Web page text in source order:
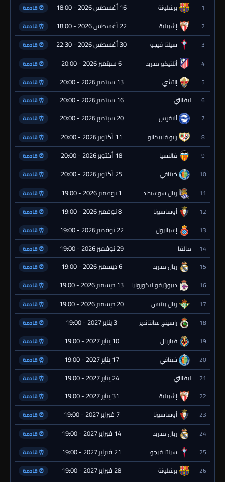
1
برشلونة 16 أغسطس 2026 - 18:00 ⏰ قادمة
2 إشبيلية 22 أغسطس 2026 - 18:00 ⏰ قادمة
3 سيلتا فيجو 30 أغسطس 2026 - 22:30 ⏰ قادمة
4 أتلتيكو مدريد 6 سبتمبر 2026 - 20:00 ⏰ قادمة
5 إلتشي 13 سبتمبر 2026 - 20:00 ⏰ قادمة
6 ليفانتي 16 سبتمبر 2026 - 20:00 ⏰ قادمة
7 ألافيس 20 سبتمبر 2026 - 20:00 ⏰ قادمة
8 رايو فاييكانو 11 أكتوبر 2026 - 20:00 ⏰ قادمة
9 فالنسيا 18 أكتوبر 2026 - 20:00 ⏰ قادمة
10 خيتافي 25 أكتوبر 2026 - 20:00 ⏰ قادمة
11 ريال سوسيداد 1 نوفمبر 2026 - 19:00 ⏰ قادمة
12 أوساسونا 8 نوفمبر 2026 - 19:00 ⏰ قادمة
13 إسبانيول 22 نوفمبر 2026 - 19:00 ⏰ قادمة
14 مالقا 29 نوفمبر 2026 - 19:00 ⏰ قادمة
15 ريال مدريد 6 ديسمبر 2026 - 19:00 ⏰ قادمة
16 ديبورتيفو لاكورونيا 13 ديسمبر 2026 - 19:00 ⏰ قادمة
17 ريال بيتيس 20 ديسمبر 2026 - 19:00 ⏰ قادمة
18 راسينج سانتاندير 3 يناير 2027 - 19:00 ⏰ قادمة
19 فياريال 10 يناير 2027 - 19:00 ⏰ قادمة
20 خيتافي 17 يناير 2027 - 19:00 ⏰ قادمة
21 ليفانتي 24 يناير 2027 - 19:00 ⏰ قادمة
22 إشبيلية 31 يناير 2027 - 19:00 ⏰ قادمة
23 أوساسونا 7 فبراير 2027 - 19:00 ⏰ قادمة
24 ريال مدريد 14 فبراير 2027 - 19:00 ⏰ قادمة
25 سيلتا فيجو 21 فبراير 2027 - 19:00 ⏰ قادمة
26 برشلونة 28 فبراير 2027 - 19:00 ⏰ قادمة